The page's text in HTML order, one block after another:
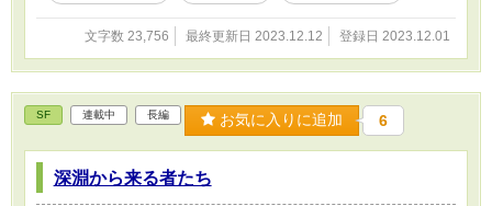
文字数 23,756 最終更新日 2023.12.12 登録日 2023.12.01
SF 連載中 長編 お気に入りに追加 6
深淵から来る者たち